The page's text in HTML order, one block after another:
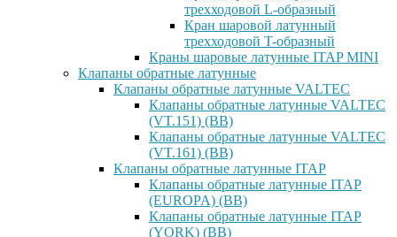
трехходовой L-образный
Кран шаровой латунный
трехходовой T-образный
Краны шаровые латунные ITAP MINI
Клапаны обратные латунные
Клапаны обратные латунные VALTEC
Клапаны обратные латунные VALTEC
(VT.151) (ВВ)
Клапаны обратные латунные VALTEC
(VT.161) (ВВ)
Клапаны обратные латунные ITAP
Клапаны обратные латунные ITAP
(EUROPA) (ВВ)
Клапаны обратные латунные ITAP
(YORK) (ВВ)